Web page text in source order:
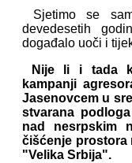
Sjetimo se
devedesetih
događalo uoči i
Nije li i tada
kampanji
Jasenovcem u
stvarana
nad nesrpskim
čišćenje prostora
"Velika Srbija".